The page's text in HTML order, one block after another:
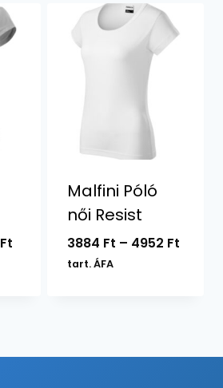
FtÁrtartomány:
Malfini Póló
női Resist
3884 Ft – 4952 Ft
tart. ÁFA